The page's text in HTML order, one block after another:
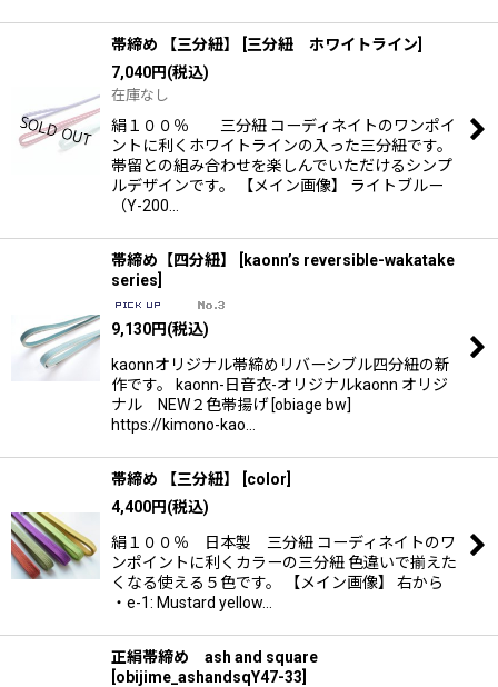
帯締め 【三分紐】 三分紐 ホワイトライン
7,040円(税込)
在庫なし
絹１００％ 三分紐 コーディネイトのワンポイ
ントに利くホワイトラインの入った三分紐です。
帯留との組み合わせを楽しんでいただけるシンプ
ルデザインです。 【メイン画像】 ライトブルー
（Y-200…
帯締め【四分紐】
kaonn’s reversible-wakatake
series
9,130円(税込)
kaonnオリジナル帯締めリバーシブル四分紐の新
作です。 kaonn-日音衣-オリジナルkaonn オリジ
ナル NEW２色帯揚げ [obiage bw]
https://kimono-kao…
帯締め 【三分紐】 [color]
4,400円(税込)
絹１００％ 日本製 三分紐 コーディネイトのワ
ンポイントに利くカラーの三分紐 色違いで揃えた
くなる使える５色です。 【メイン画像】 右から
・e-1: Mustard yellow…
正絹帯締め ash and square
[obijime_ashandsqY47-33]